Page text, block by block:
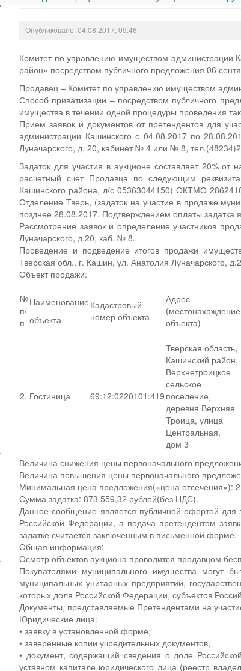
Опубликовано: 04.08.2017, 09:46
Комитет по управлению имуществом
район» посредством публичного предложения 06
Продавец – Комитет по управлению имуществом
Способ приватизации – посредством публичного
имущества в течении одной процедуры проведения
Прием заявок и документов от претендентов для
администрации Кашинского с 04.08.2017 по
Луначарского, д. 20, кабинет № 4 или № 8,
Задаток для участия в аукционе составляет 20%
расчетный счет Продавца по следующим
Кашинского района, л/с 05363044150) ОКТМО
Отделение Тверь, (задаток на участие в продаже
позднее 28.08.2017. Подтверждением оплаты задатка
Рассмотрение заявок и определение участников
Луначарского, д.20, каб. № 8.
Проведение и подведение итогов продажи
Тверская обл., г. Кашин, ул. Анатолия Луначарского,
Объект продажи:
№
п/
п
Наименование
объекта
Кадастровый
номер объекта
Адрес
(местонахождение
объекта)
2. Гостиница 69:12:0220101:419
Тверская область,
Кашинский район,
Верхнетроицкое
сельское
поселение,
деревня Верхняя
Троица, улица
Центральная,
дом 3
Величина снижения цены первоначального
Величина повышения цены первоначального
Минимальная цена предложения(«цена отсечения»):
Сумма задатка: 873 559,32 рублей(без НДС).
Данное сообщение является публичной офертой для
Российской Федерации, а подача претендентом
задатке считается заключенным в письменной форме.
Общая информация:
Осмотр объектов аукциона проводится продавцом
Покупателями муниципального имущества могут
муниципальных унитарных предприятий,
которых доля Российской Федерации, субъектов
Документы, представляемые Претендентами на
Юридические лица:
• заявку в установленной форме;
• заверенные копии учредительных документов;
• документ, содержащий сведения о доле
уставном капитале юридического лица (реестр